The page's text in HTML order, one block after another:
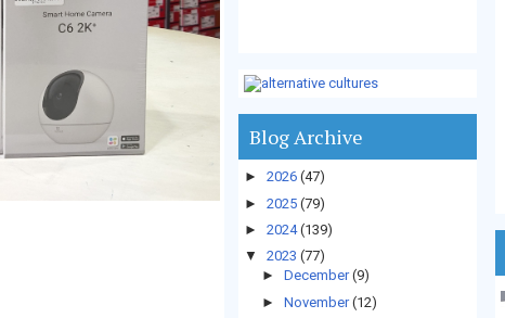
Blog Archive
► 2026 (47)
► 2025 (79)
► 2024 (139)
▼
2023 (77)
► December (9)
► November (12)